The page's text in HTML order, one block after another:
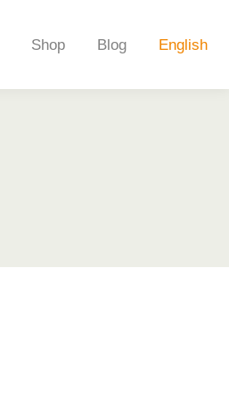
Shop Blog English